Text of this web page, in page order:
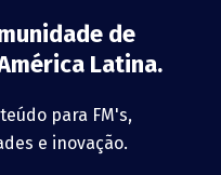
de
Latina.
para FM's,
e inovação.